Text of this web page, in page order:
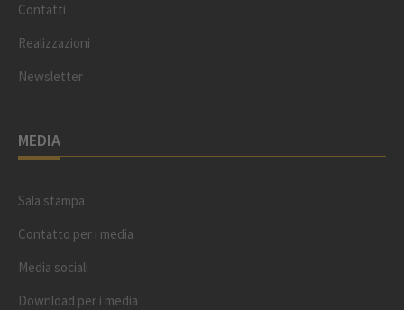
Contatti
Realizzazioni
Newsletter
MEDIA
Sala stampa
Contatto per i media
Media sociali
Download per i media